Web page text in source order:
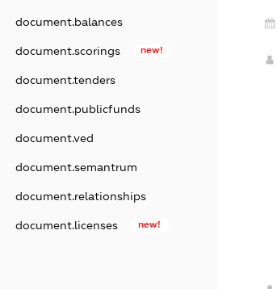
document.balances
document.scorings new!
document.tenders
document.publicfunds
document.ved
document.semantrum
document.relationships
document.licenses new!